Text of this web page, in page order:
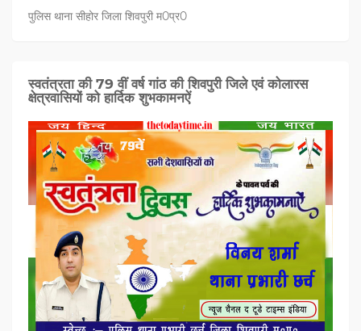
पुलिस थाना सीहोर जिला शिवपुरी म0प्र0
स्वतंत्रता की 79 वीं वर्ष गांठ की शिवपुरी जिले एवं कोलारस
क्षेत्रवासियों को हार्दिक शुभकामनऐं